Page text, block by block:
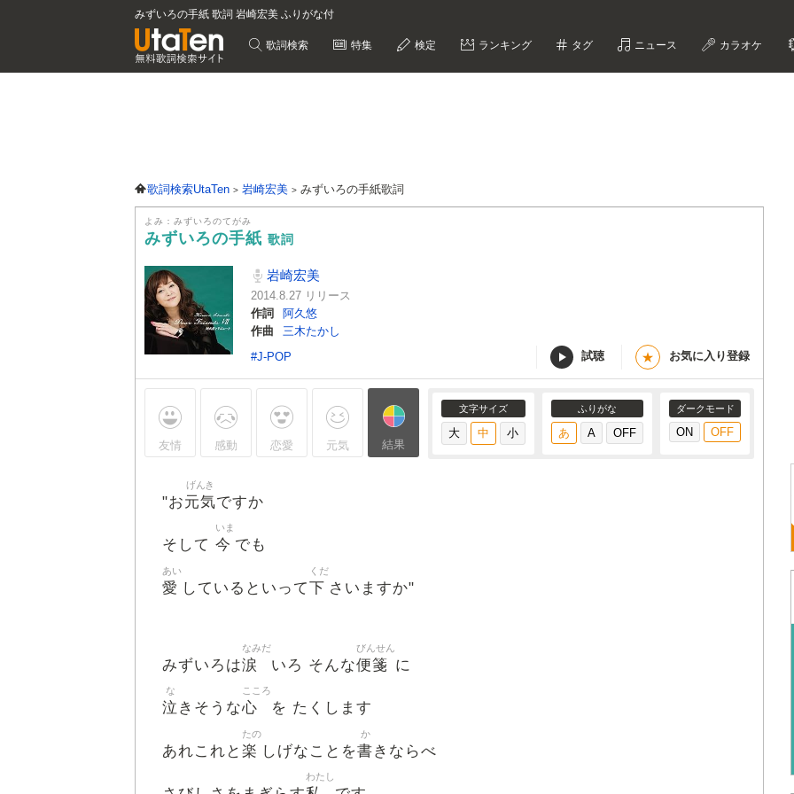
みずいろの手紙 歌詞 岩崎宏美 ふりがな付
歌詞検索 特集 検定 ランキング タグ ニュース カラオケ
歌詞検索UtaTen 岩崎宏美 みずいろの手紙歌詞
よみ：みずいろのてがみ
みずいろの手紙 歌詞
岩崎宏美
2014.8.27 リリース
作詞
阿久悠
作曲
三木たかし
#J-POP
試聴 ★ お気に入り登録
友情 感動 恋愛 元気 結果
文字サイズ ふりがな ダークモード
"お元気
げんき
ですか
そして 今
いま
でも
愛
あい
しているといって下
くだ
さいますか"
みずいろは涙
なみだ
いろ そんな便箋
びんせん
に
泣
な
きそうな心
こころ
を たくします
あれこれと 楽
たの
しげなことを書
か
きならべ
わたし